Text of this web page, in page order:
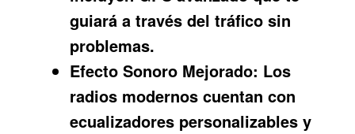
guiará a través del tráfico sin
problemas.
Efecto Sonoro Mejorado: Los
radios modernos cuentan con
ecualizadores personalizables y